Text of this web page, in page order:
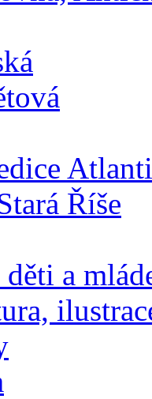
Říše
a